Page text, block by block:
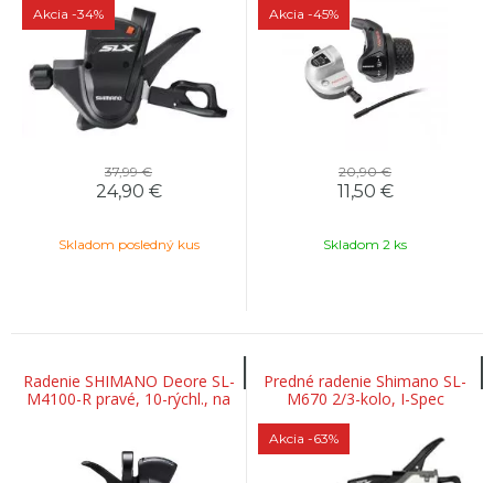
Akcia -34%
37,99 €
24,90 €
Skladom posledný kus
Akcia -45%
20,90 €
11,50 €
Skladom 2 ks
Radenie SHIMANO Deore SL-
M4100-R pravé, 10-rýchl., na
objímku, OEM
Predné radenie Shimano SL-
M670 2/3-kolo, I-Spec
Akcia -63%